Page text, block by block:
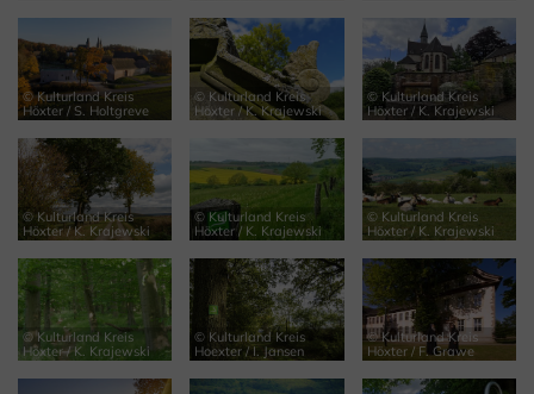
© Kulturland Kreis
Höxter / S. Holtgreve
© Kulturland Kreis
Höxter / K. Krajewski
© Kulturland Kreis
Höxter / K. Krajewski
© Kulturland Kreis
Höxter / K. Krajewski
© Kulturland Kreis
Höxter / K. Krajewski
© Kulturland Kreis
Höxter / K. Krajewski
© Kulturland Kreis
Höxter / K. Krajewski
© Kulturland Kreis
Hoexter / I. Jansen
© Kulturland Kreis
Höxter / F. Grawe